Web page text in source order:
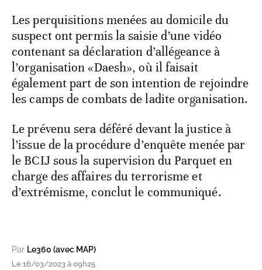
Les perquisitions menées au domicile du
suspect ont permis la saisie d’une vidéo
contenant sa déclaration d’allégeance à
l’organisation «Daesh», où il faisait
également part de son intention de rejoindre
les camps de combats de ladite organisation.
Le prévenu sera déféré devant la justice à
l’issue de la procédure d’enquête menée par
le BCIJ sous la supervision du Parquet en
charge des affaires du terrorisme et
d’extrémisme, conclut le communiqué.
Par Le360 (avec MAP)
Le 16/03/2023 à 09h25